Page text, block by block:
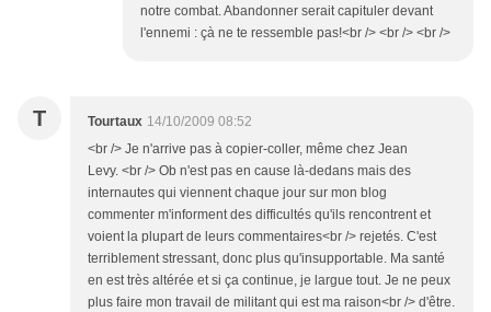
notre combat. Abandonner serait capituler devant
l'ennemi : çà ne te ressemble pas!<br /> <br /> <br />
T Tourtaux 14/10/2009 08:52
<br /> Je n'arrive pas à copier-coller, même chez Jean
Levy. <br /> Ob n'est pas en cause là-dedans mais des
internautes qui viennent chaque jour sur mon blog
commenter m'informent des difficultés qu'ils rencontrent et
voient la plupart de leurs commentaires<br /> rejetés. C'est
terriblement stressant, donc plus qu'insupportable. Ma santé
en est très altérée et si ça continue, je largue tout. Je ne peux
plus faire mon travail de militant qui est ma raison<br /> d'être.